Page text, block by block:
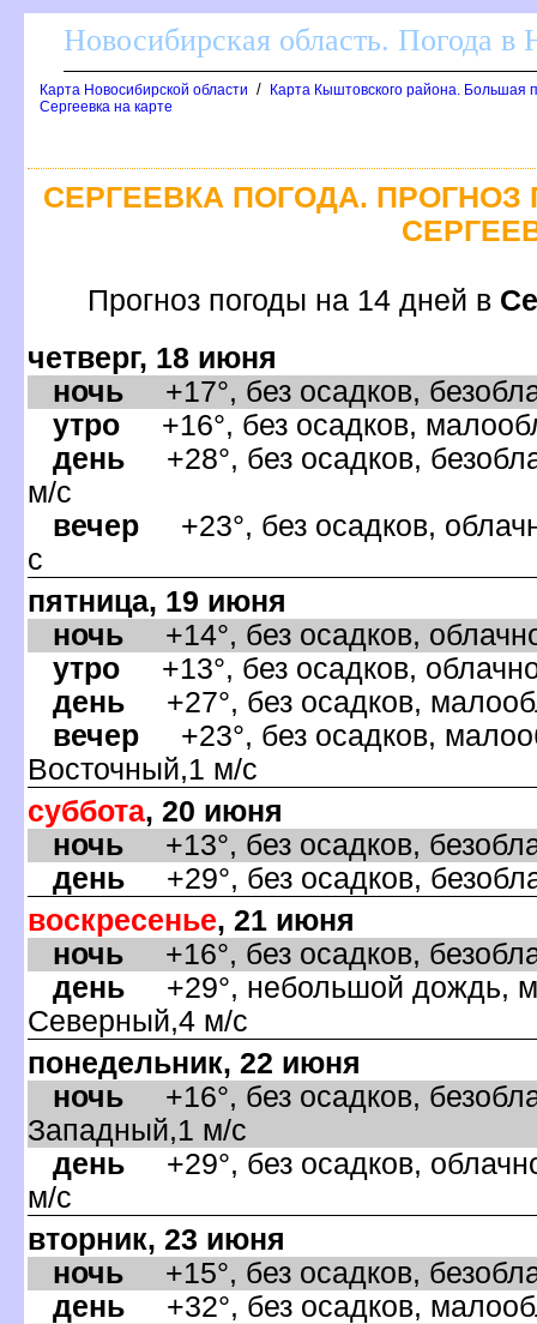
Новосибирская область. Погода в
Карта Новосибирской области /
Карта Кыштовского района. Большая
Сергеевка на карте
СЕРГЕЕВКА ПОГОДА.
Прогноз погоды на 14 дней
четверг, 18 июня
ночь +17°, без осадков,
утро +16°, без осадков,
день +28°, без осадков,
м/с
ечер +23°, без осадков,
с
пятница, 19 июня
ночь +14°, без осадков,
утро +13°, без осадков,
день +27°, без осадков,
ечер +23°, без осадков,
осточный,1 м/с
суббота, 20 июня
ночь +13°, без осадков,
день +29°, без осадков,
оскресенье, 21 июня
ночь +16°, без осадков,
день +29°, небольшой дождь,
Северный,4 м/с
понедельник, 22 июня
ночь +16°, без осадков,
Западный,1 м/с
день +29°, без осадков,
м/с
торник, 23 июня
ночь +15°, без осадков,
день +32°, без осадков,